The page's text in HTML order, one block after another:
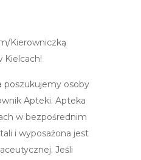
Kierowniczką
Kielcach!
poszukujemy osoby
Apteki. Apteka
w bezpośrednim
i wyposażona jest
Jeśli